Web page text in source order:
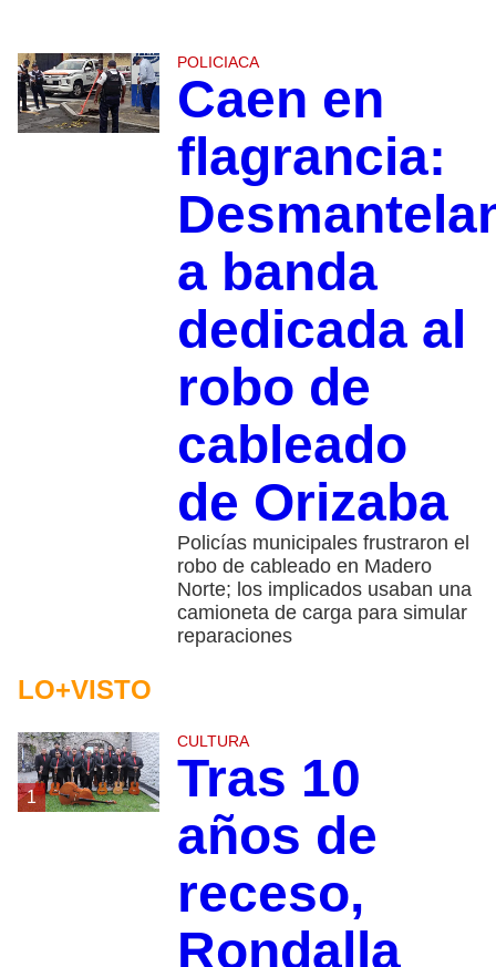
POLICIACA
Caen en
flagrancia:
a banda
dedicada al
robo de
cableado
de Orizaba
Policías municipales frustraron el
robo de cableado en Madero
Norte; los implicados usaban una
camioneta de carga para simular
reparaciones
LO+VISTO
1
CULTURA
Tras 10
años de
receso,
Rondalla